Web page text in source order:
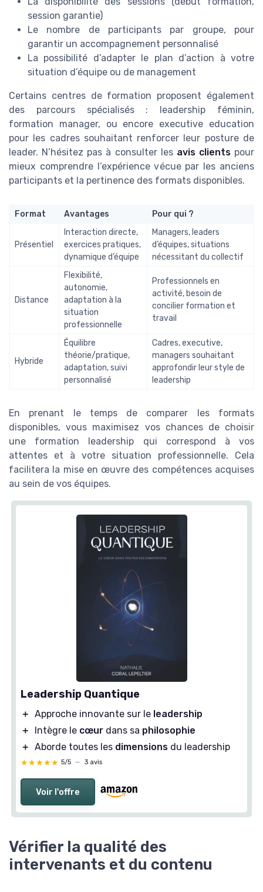
session garantie)
Le nombre de participants par groupe, pour
garantir un accompagnement personnalisé
La possibilité d’adapter le plan d’action à votre
situation d’équipe ou de management
Certains centres de formation proposent également
des parcours spécialisés : leadership féminin,
formation manager, ou encore executive education
pour les cadres souhaitant renforcer leur posture de
leader. N’hésitez pas à consulter les avis clientspour
mieux comprendre l’expérience vécue par les anciens
participants et la pertinence des formats disponibles.
Format Avantages Pour qui ?
Présentiel
Interaction directe,
exercices pratiques,
dynamique d’équipe
Managers, leaders
d’équipes, situations
nécessitant du collectif
Distance
Flexibilité,
autonomie,
adaptation à la
situation
professionnelle
Professionnels en
activité, besoin de
concilier formation et
travail
Hybride
Équilibre
théorie/pratique,
adaptation, suivi
personnalisé
Cadres, executive,
managers souhaitant
approfondir leur style de
leadership
En prenant le temps de comparer les formats
disponibles, vous maximisez vos chances de choisir
une formation leadership qui correspond à vos
attentes et à votre situation professionnelle. Cela
facilitera la mise en œuvre des compétences acquises
au sein de vos équipes.
Leadership Quantique
＋ Approche innovante sur le leadership
＋
Intègre le cœur dans sa philosophie
＋ Aborde toutes les dimensions du leadership
★★★★★
★★★★★ 5/5 — 3 avis
Voir l'offre
Vérifier la qualité des
intervenants et du contenu